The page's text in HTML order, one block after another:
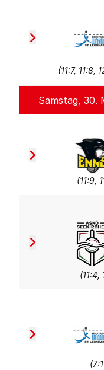
(11:7, 11:8,
Samstag, 30.
(11:9,
(11:4,
(